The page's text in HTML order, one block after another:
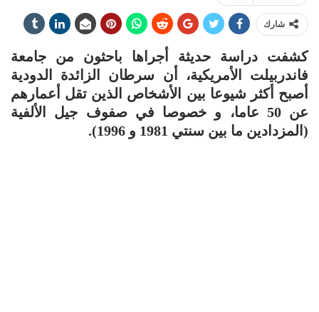
شارك
كشفت دراسة حديثة أجراها باحثون من جامعة
فاندربيلت الأمريكية، أن سرطان الزائدة الدودية
أصبح أكثر شيوعا بين الأشخاص الذين تقل أعمارهم
عن 50 عاما، و خصوصا في صفوف جيل الألفية
(المزدادين ما بين سنتي 1981 و 1996).